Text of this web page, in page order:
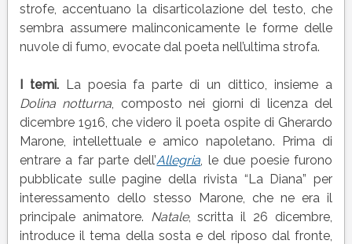
strofe, accentuano la disarticolazione del testo, che
sembra assumere malinconicamente le forme delle
nuvole di fumo, evocate dal poeta nell’ultima strofa.
I temi.La poesia fa parte di un dittico, insieme a
Dolina notturna, composto nei giorni di licenza del
dicembre 1916, che videro il poeta ospite di Gherardo
Marone, intellettuale e amico napoletano. Prima di
entrare a far parte dell’Allegria, le due poesie furono
pubblicate sulle pagine della rivista “La Diana” per
interessamento dello stesso Marone, che ne era il
principale animatore. Natale, scritta il 26 dicembre,
introduce il tema della sosta e del riposo dal fronte,